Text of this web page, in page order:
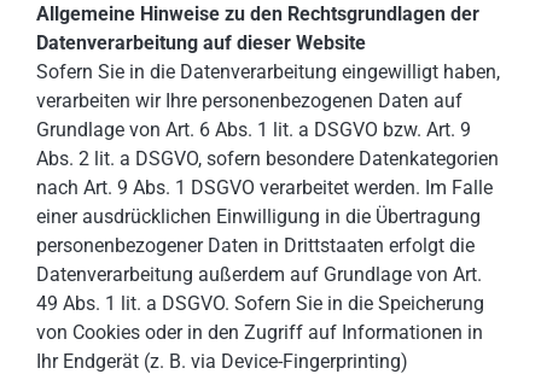
Allgemeine Hinweise zu den Rechtsgrundlagen der
Datenverarbeitung auf dieser Website
Sofern Sie in die Datenverarbeitung eingewilligt haben,
verarbeiten wir Ihre personenbezogenen Daten auf
Grundlage von Art. 6 Abs. 1 lit. a DSGVO bzw. Art. 9
Abs. 2 lit. a DSGVO, sofern besondere Datenkategorien
nach Art. 9 Abs. 1 DSGVO verarbeitet werden. Im Falle
einer ausdrücklichen Einwilligung in die Übertragung
personenbezogener Daten in Drittstaaten erfolgt die
Datenverarbeitung außerdem auf Grundlage von Art.
49 Abs. 1 lit. a DSGVO. Sofern Sie in die Speicherung
von Cookies oder in den Zugriff auf Informationen in
Ihr Endgerät (z. B. via Device-Fingerprinting)